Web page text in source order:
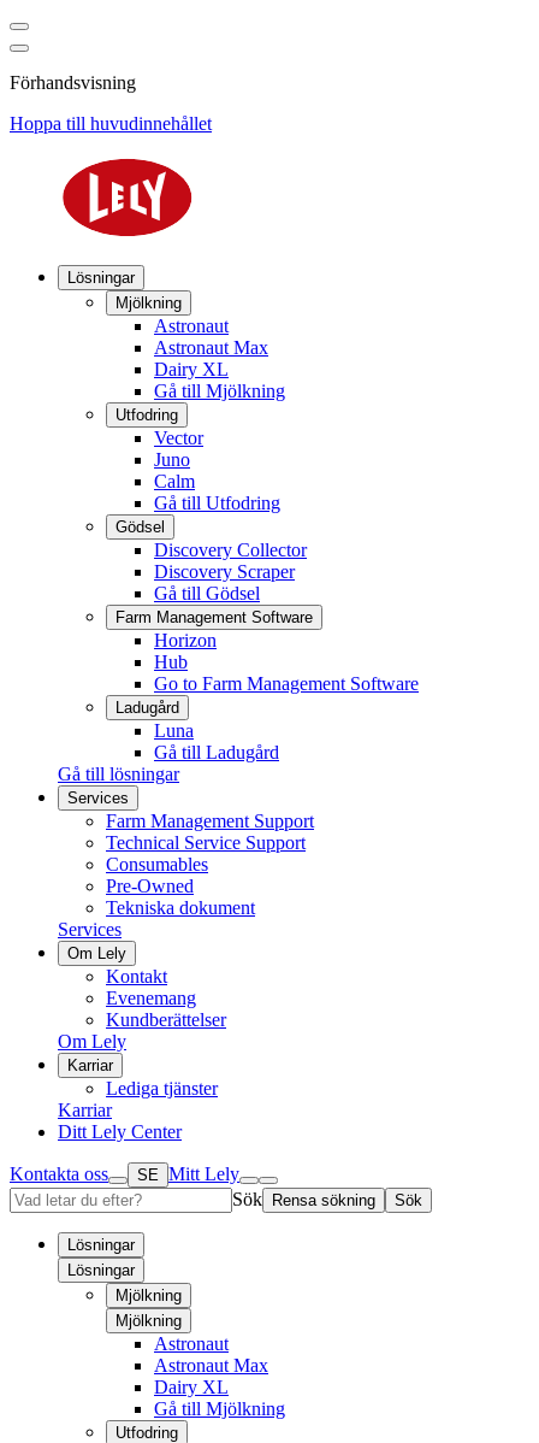
Förhandsvisning
Hoppa till huvudinnehållet
Lösningar
Mjölkning
Astronaut
Astronaut Max
Dairy XL
Gå till Mjölkning
Utfodring
Vector
Juno
Calm
Gå till Utfodring
Gödsel
Discovery Collector
Discovery Scraper
Gå till Gödsel
Farm Management Software
Horizon
Hub
Go to Farm Management Software
Ladugård
Luna
Gå till Ladugård
Gå till lösningar
Services
Farm Management Support
Technical Service Support
Consumables
Pre-Owned
Tekniska dokument
Services
Om Lely
Kontakt
Evenemang
Kundberättelser
Om Lely
Karriar
Lediga tjänster
Karriar
Ditt Lely Center
Kontakta oss SE Mitt Lely
Sök
Rensa sökning Sök
Lösningar
Lösningar
Mjölkning
Mjölkning
Astronaut
Astronaut Max
Dairy XL
Gå till Mjölkning
Utfodring